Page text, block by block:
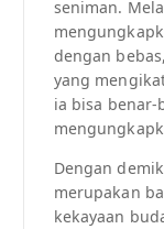
seniman.
dengan
yang
ia bisa
Dengan
merupakan
kekayaan